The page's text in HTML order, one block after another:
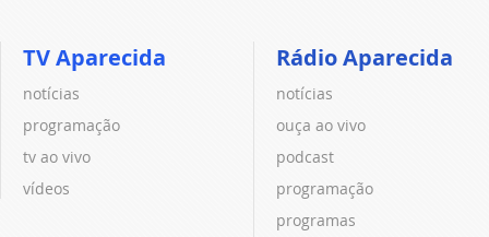
TV Aparecida
notícias
programação
tv ao vivo
vídeos
Rádio Aparecida
notícias
ouça ao vivo
podcast
programação
programas